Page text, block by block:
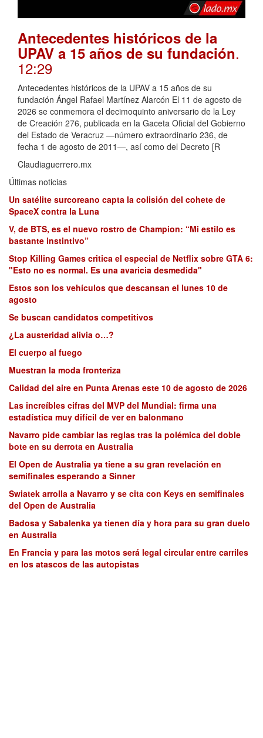
Antecedentes históricos de la
UPAV a 15 años de su fundación.
12:29
Antecedentes históricos de la UPAV a 15 años de su
fundación Ángel Rafael Martínez Alarcón El 11 de agosto de
2026 se conmemora el decimoquinto aniversario de la Ley
de Creación 276, publicada en la Gaceta Oficial del Gobierno
del Estado de Veracruz —número extraordinario 236, de
fecha 1 de agosto de 2011—, así como del Decreto [R
Claudiaguerrero.mx
Últimas noticias
Un satélite surcoreano capta la colisión del cohete de
SpaceX contra la Luna
V, de BTS, es el nuevo rostro de Champion: “Mi estilo es
bastante instintivo”
Stop Killing Games critica el especial de Netflix sobre GTA 6:
"Esto no es normal. Es una avaricia desmedida"
Estos son los vehículos que descansan el lunes 10 de
agosto
Se buscan candidatos competitivos
¿La austeridad alivia o…?
El cuerpo al fuego
Muestran la moda fronteriza
Calidad del aire en Punta Arenas este 10 de agosto de 2026
Las increíbles cifras del MVP del Mundial: firma una
estadística muy difícil de ver en balonmano
Navarro pide cambiar las reglas tras la polémica del doble
bote en su derrota en Australia
El Open de Australia ya tiene a su gran revelación en
semifinales esperando a Sinner
Swiatek arrolla a Navarro y se cita con Keys en semifinales
del Open de Australia
Badosa y Sabalenka ya tienen día y hora para su gran duelo
en Australia
En Francia y para las motos será legal circular entre carriles
en los atascos de las autopistas